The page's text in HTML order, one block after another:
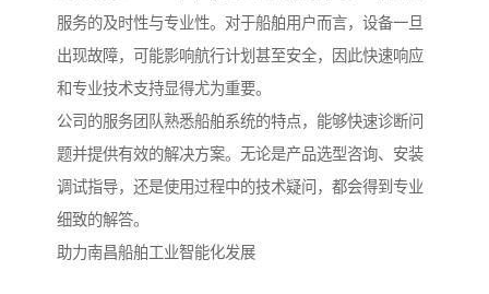
服务的及时性与专业性。对于船舶用户而言，设备一旦
出现故障，可能影响航行计划甚至安全，因此快速响应
和专业技术支持显得尤为重要。
公司的服务团队熟悉船舶系统的特点，能够快速诊断问
题并提供有效的解决方案。无论是产品选型咨询、安装
调试指导，还是使用过程中的技术疑问，都会得到专业
细致的解答。
助力南昌船舶工业智能化发展